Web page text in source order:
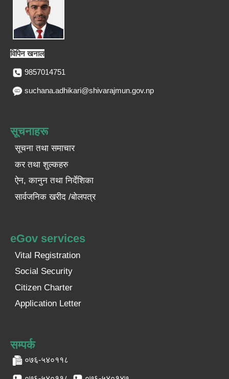
विपिन खनाल
9857014751
suchana.adhikari@shivarajmun.gov.np
सूचनाहरू
सूचना तथा समाचार
कर तथा शुल्कहरु
ऐन, कानुन तथा निर्देशिका
सार्वजनिक खरीद /बोलपत्र
eGov services
Vital Registration
Social Security
Citizen Charter
Application Letter
सम्पर्क
०७६-५४०११८